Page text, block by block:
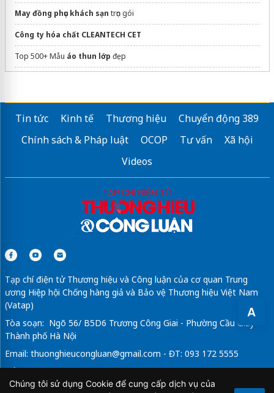
A
May đồng phục khách sạn trọn gói
Công ty hóa chất CLEANTECH CET
Top 500+ Mẫu áo thun lớp đẹp
Dịch vụ vệ sinhgiặt rèm quận 10Uy tín - Huy Hoàng
Phế liệu 24h - Công ty thu mua phế liệu
Tin tức Kinh tế Thương hiệu
Chuyển động 389
Chính sách & Pháp luật
OCOP Tư vấn
Xã hội
Videos
Tạp chí điện tử Thương hiệu và Công luận của cơ quan Trung
ương Hiệp hội Chống hàng giả và Bảo vệ Thương hiệu Việt Nam
(Vatap)
Tòa soạn: Ngõ 56/ B5D6 Trương Công Giai - Phường Cầu Giấy -
Thành phố Hà Nội
Email: thuonghieucongluan@gmail.com - ĐT: 093 172 5555
Tổng Biên Tập: Vũ Đức Thuận
Giấy phép hoạt động báo chí điện tử số 64/GP-BTTTT do Bộ
Chúng tôi sử dụng Cookie để cung cấp dịch vụ của